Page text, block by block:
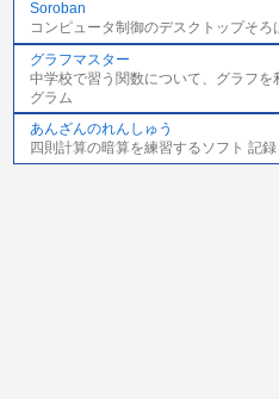
Soroban
コンピュータ制御のデスクトップそろ
グラフマスター
中学校で習う関数について、グラフ
グラム
あんざんのれんしゅう
四則計算の暗算を練習するソフト 記